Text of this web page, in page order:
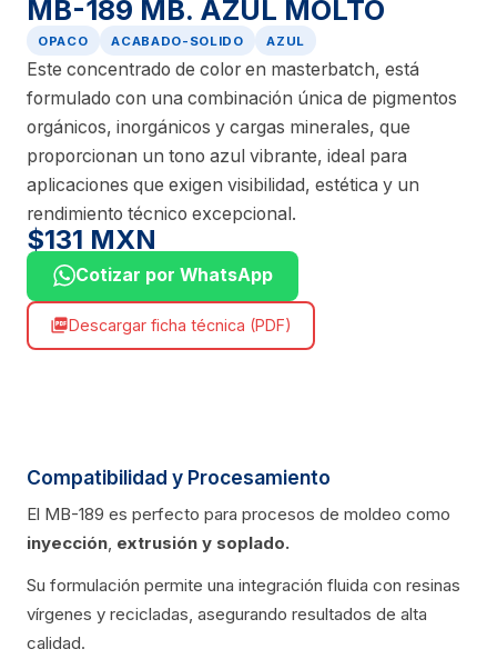
MB-189 MB. AZUL MOLTO
OPACO ACABADO-SOLIDO AZUL
Este concentrado de color en masterbatch, está
formulado con una combinación única de pigmentos
orgánicos, inorgánicos y cargas minerales, que
proporcionan un tono azul vibrante, ideal para
aplicaciones que exigen visibilidad, estética y un
rendimiento técnico excepcional.
$131 MXN
Cotizar por WhatsApp
picture_as_pdfDescargar ficha técnica (PDF)
Compatibilidad y Procesamiento
El MB-189 es perfecto para procesos de moldeo como
inyección, extrusión y soplado.
Su formulación permite una integración fluida con resinas
vírgenes y recicladas, asegurando resultados de alta
calidad.